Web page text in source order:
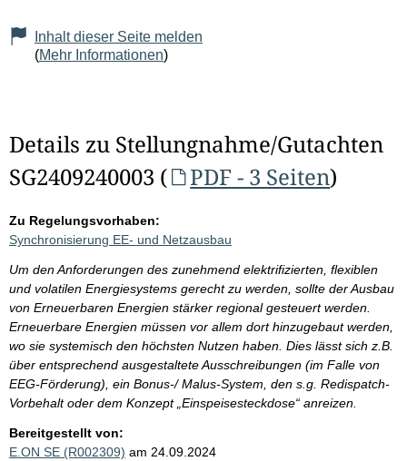
Inhalt dieser Seite melden
(Mehr Informationen)
Details zu Stellungnahme/Gutachten
SG2409240003 (
PDF - 3 Seiten)
Zu Regelungsvorhaben:
Synchronisierung EE- und Netzausbau
Um den Anforderungen des zunehmend elektrifizierten, flexiblen
und volatilen Energiesystems gerecht zu werden, sollte der Ausbau
von Erneuerbaren Energien stärker regional gesteuert werden.
Erneuerbare Energien müssen vor allem dort hinzugebaut werden,
wo sie systemisch den höchsten Nutzen haben. Dies lässt sich z.B.
über entsprechend ausgestaltete Ausschreibungen (im Falle von
EEG-Förderung), ein Bonus-/ Malus-System, den s.g. Redispatch-
Vorbehalt oder dem Konzept „Einspeisesteckdose“ anreizen.
Bereitgestellt von:
E.ON SE (R002309) am 24.09.2024